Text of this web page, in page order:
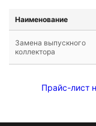
Наименование
Замена выпускного
коллектора
Прайс-лист